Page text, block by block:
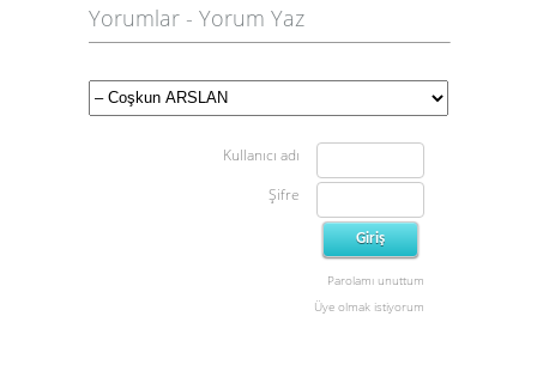
Yorumlar - Yorum Yaz
Kullanıcı adı
Şifre
Parolamı unuttum
Üye olmak istiyorum